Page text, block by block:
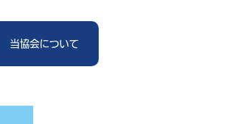
当協会について